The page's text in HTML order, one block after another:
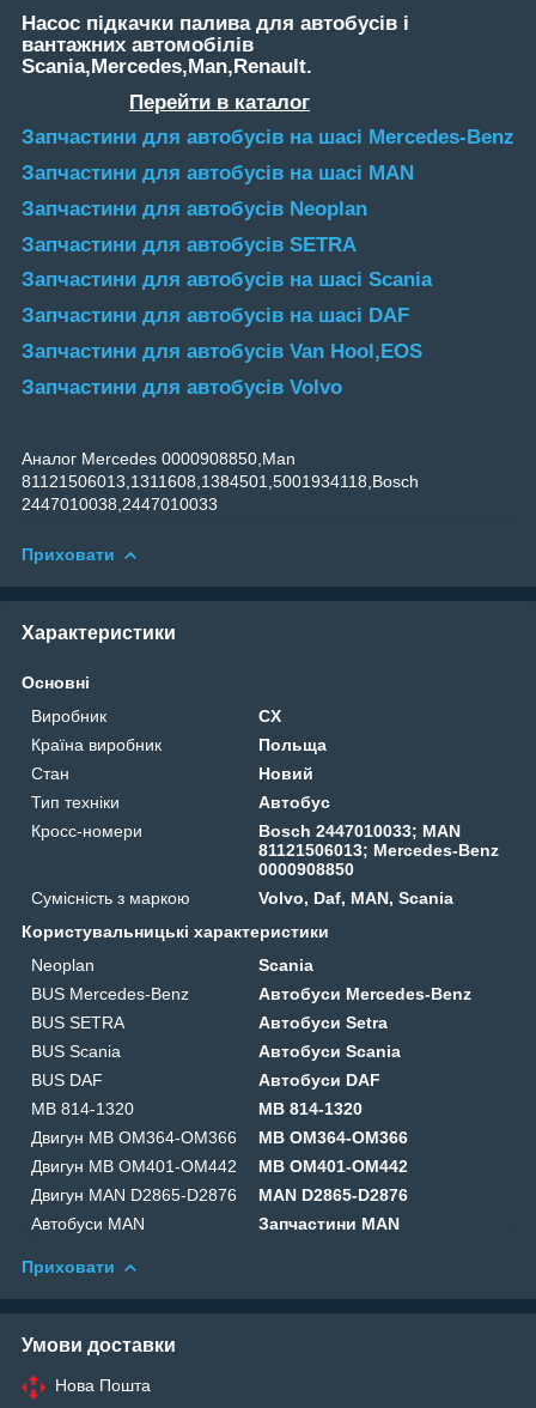
Насос підкачки палива для автобусів і
вантажних автомобілів
Scania,Mercedes,Man,Renault.
Перейти в каталог
Запчастини для автобусів на шасі Mercedes-Benz
Запчастини для автобусів на шасі MAN
Запчастини для автобусів Neoplan
Запчастини для автобусів SETRA
Запчастини для автобусів на шасі Scania
Запчастини для автобусів на шасі DAF
Запчастини для автобусів Van Hool,EOS
Запчастини для автобусів Volvo
Аналог Mercedes 0000908850,Man
81121506013,1311608,1384501,5001934118,Bosch
2447010038,2447010033
Приховати
Характеристики
Основні
Виробник
CX
Країна виробник
Польща
Стан
Новий
Тип техніки
Автобус
Кросс-номери
Bosch 2447010033; MAN
81121506013; Mercedes-Benz
0000908850
Сумісність з маркою
Volvo, Daf, MAN, Scania
Користувальницькі характеристики
Neoplan
Scania
BUS Mercedes-Benz
Автобуси Mercedes-Benz
BUS SETRA
Автобуси Setra
BUS Scania
Автобуси Scania
BUS DAF
Автобуси DAF
MB 814-1320
MB 814-1320
Двигун MB OM364-OM366
MB OM364-OM366
Двигун MB OM401-OM442
MB OM401-OM442
Двигун MAN D2865-D2876
MAN D2865-D2876
Автобуси MAN
Запчастини MAN
Приховати
Умови доставки
Нова Пошта